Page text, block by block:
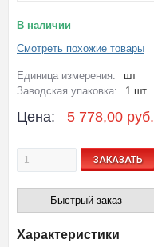
В наличии
Смотреть похожие товары
Единица измерения:
шт
Заводская упаковка:
1 шт
Цена: 5 778,00 руб.
ЗАКАЗАТЬ
Быстрый заказ
Характеристики